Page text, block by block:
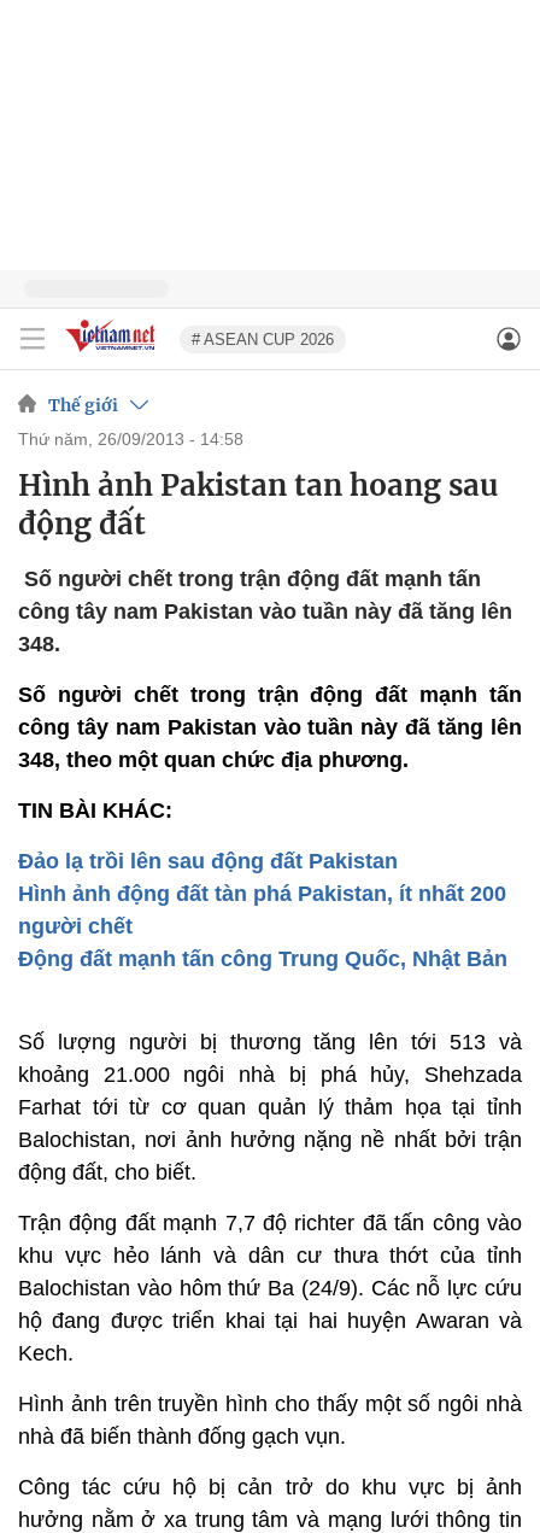
# ASEAN CUP 2026
Thế giới
thứ năm, 26/09/2013 - 14:58
Hình ảnh Pakistan tan hoang sau
động đất
Số người chết trong trận động đất mạnh tấn
công tây nam Pakistan vào tuần này đã tăng lên
348.
Số người chết trong trận động đất mạnh tấn
công tây nam Pakistan vào tuần này đã tăng lên
348, theo một quan chức địa phương.
TIN BÀI KHÁC:
Đảo lạ trồi lên sau động đất Pakistan
Hình ảnh động đất tàn phá Pakistan, ít nhất 200
người chết
Động đất mạnh tấn công Trung Quốc, Nhật Bản
Số lượng người bị thương tăng lên tới 513 và
khoảng 21.000 ngôi nhà bị phá hủy, Shehzada
Farhat tới từ cơ quan quản lý thảm họa tại tỉnh
Balochistan, nơi ảnh hưởng nặng nề nhất bởi trận
động đất, cho biết.
Trận động đất mạnh 7,7 độ richter đã tấn công vào
khu vực hẻo lánh và dân cư thưa thớt của tỉnh
Balochistan vào hôm thứ Ba (24/9). Các nỗ lực cứu
hộ đang được triển khai tại hai huyện Awaran và
Kech.
Hình ảnh trên truyền hình cho thấy một số ngôi nhà
nhà đã biến thành đống gạch vụn.
Công tác cứu hộ bị cản trở do khu vực bị ảnh
hưởng nằm ở xa trung tâm và mạng lưới thông tin